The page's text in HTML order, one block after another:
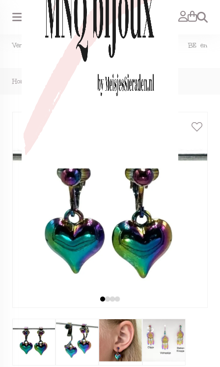
Zoeken
Verzendkosten NL €1,50, GRATIS bij bestelling vanaf €15. BE en
DE €2,95, GRATIS verzenden vanaf €50.
Home Regenboog hartje bol, hangoorbellen